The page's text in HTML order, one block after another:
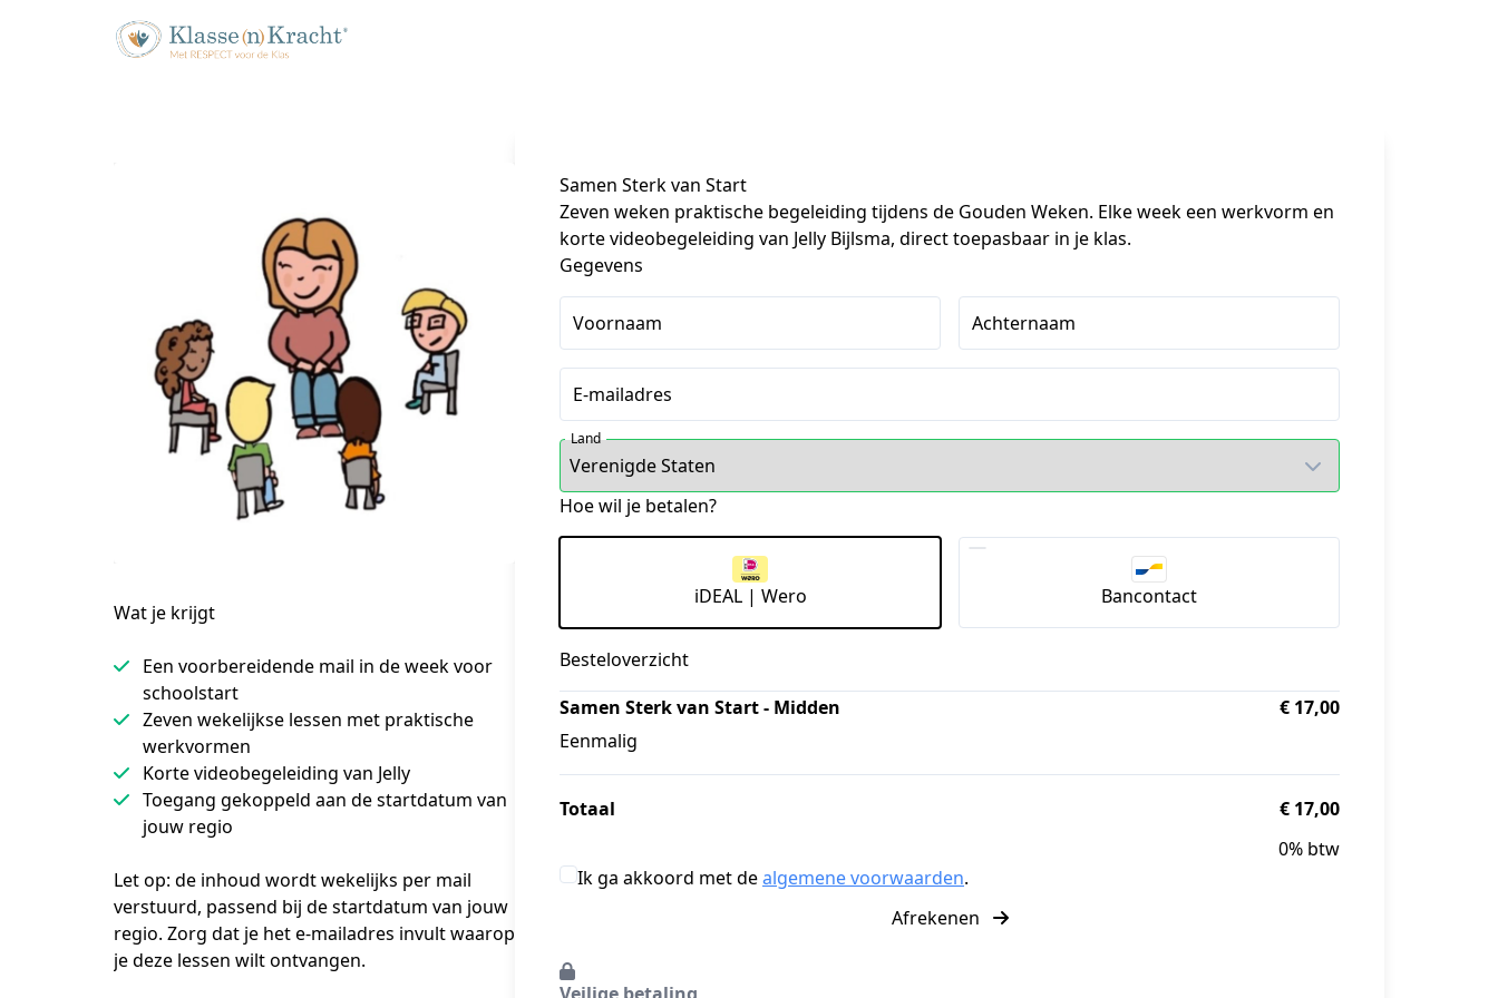
Wat je krijgt
Een voorbereidende mail in de week voor
schoolstart
Zeven wekelijkse lessen met praktische
werkvormen
Korte videobegeleiding van Jelly
Toegang gekoppeld aan de startdatum van
jouw regio
Let op: de inhoud wordt wekelijks per mail
verstuurd, passend bij de startdatum van jouw
regio. Zorg dat je het e-mailadres invult waarop
je deze lessen wilt ontvangen.
Samen Sterk van Start
Zeven weken praktische begeleiding tijdens de Gouden Weken. Elke week een werkvorm en
korte videobegeleiding van Jelly Bijlsma, direct toepasbaar in je klas.
Gegevens
Voornaam Achternaam
E-mailadres
Land
Hoe wil je betalen?
iDEAL | Wero Bancontact
Besteloverzicht
Samen Sterk van Start - Midden
Eenmalig
€ 17,00
Totaal
€ 17,00
0% btw
Ik ga akkoord met dealgemene voorwaarden.
Afrekenen